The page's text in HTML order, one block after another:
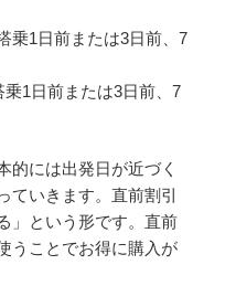
1日前または3日前、7
乗1日前または3日前、7
的には出発日が近づく
ていきます。直前割引
」という形です。直前
うことでお得に購入が